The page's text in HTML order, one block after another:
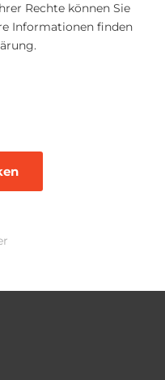
Rechte können Sie
Informationen finden